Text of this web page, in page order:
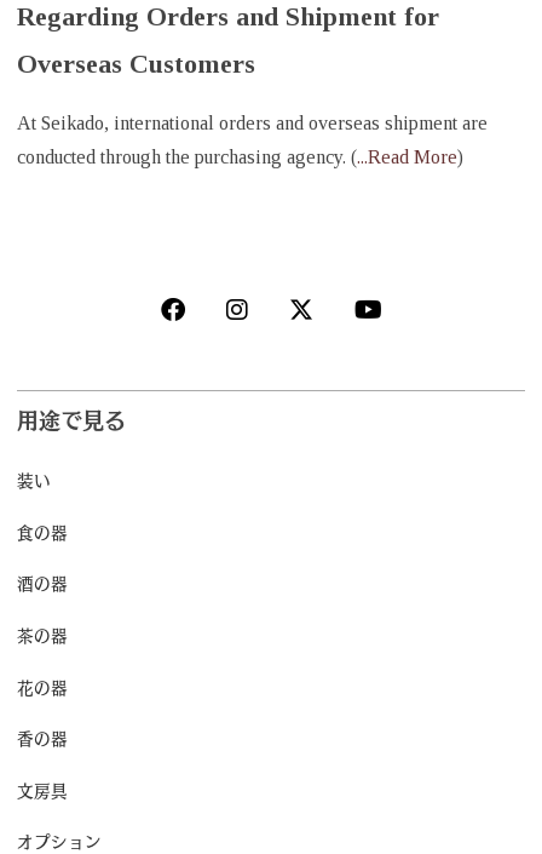
Regarding Orders and Shipment for
Overseas Customers
At Seikado, international orders and overseas shipment are
conducted through the purchasing agency. (...Read More)
用途で見る
装い
食の器
酒の器
茶の器
花の器
香の器
文房具
オプション